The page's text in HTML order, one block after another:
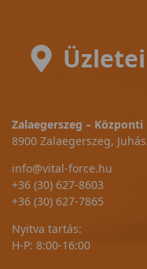
Zalaegerszeg –
8900 Zalaegerszeg,
info@vital-force.hu
+36 (30) 627-8603
+36 (30) 627-7865
Nyitva tartás:
H-P: 8:00-16:00